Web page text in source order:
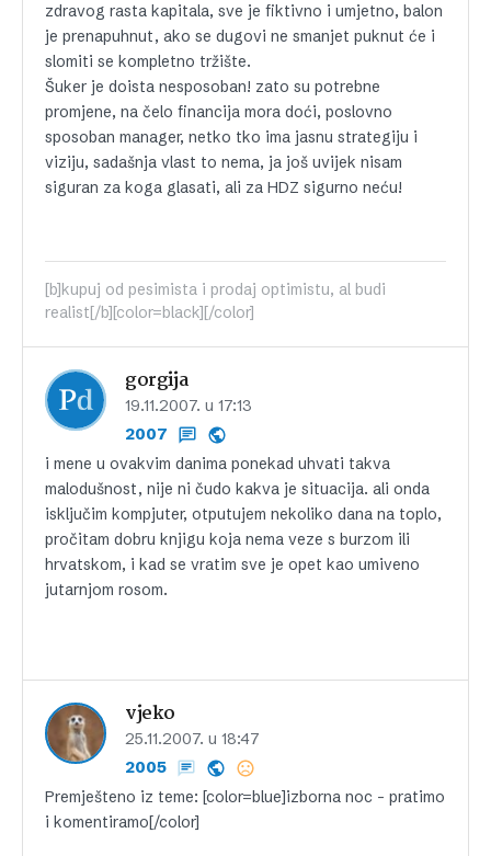
zdravog rasta kapitala, sve je fiktivno i umjetno, balon
je prenapuhnut, ako se dugovi ne smanjet puknut će i
slomiti se kompletno tržište.
Šuker je doista nesposoban! zato su potrebne
promjene, na čelo financija mora doći, poslovno
sposoban manager, netko tko ima jasnu strategiju i
viziju, sadašnja vlast to nema, ja još uvijek nisam
siguran za koga glasati, ali za HDZ sigurno neću!
[b]kupuj od pesimista i prodaj optimistu, al budi
realist[/b][color=black][/color]
gorgija
19.11.2007. u 17:13
2007
i mene u ovakvim danima ponekad uhvati takva
malodušnost, nije ni čudo kakva je situacija. ali onda
isključim kompjuter, otputujem nekoliko dana na toplo,
pročitam dobru knjigu koja nema veze s burzom ili
hrvatskom, i kad se vratim sve je opet kao umiveno
jutarnjom rosom.
vjeko
25.11.2007. u 18:47
2005
Premješteno iz teme: [color=blue]izborna noc – pratimo
i komentiramo[/color]